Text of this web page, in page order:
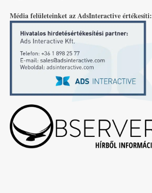
Média felületeinket az AdsInteractive értékesíti: